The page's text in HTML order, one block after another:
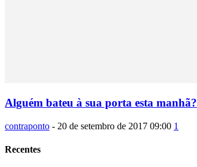
Alguém bateu à sua porta esta manhã?
contraponto - 20 de setembro de 2017 09:00 1
Recentes